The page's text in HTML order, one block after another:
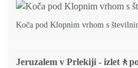
Koča pod Klopnim vrhom s
Jeruzalem v Prlekiji -